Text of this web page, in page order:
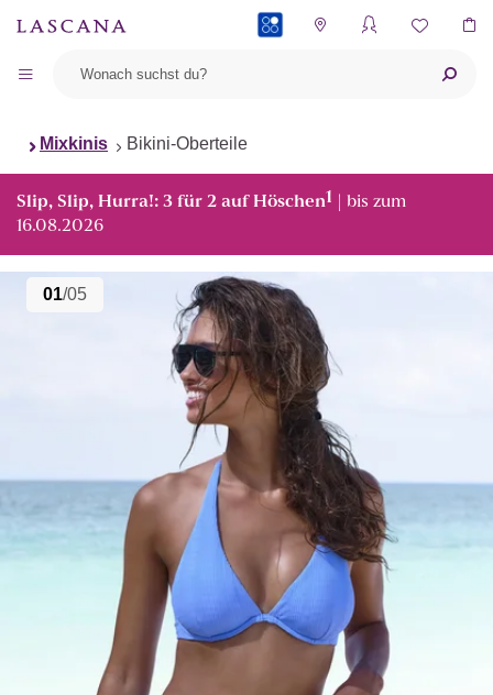
Mixkinis Bikini-Oberteile
Slip, Slip, Hurra!: 3 für 2 auf Höschen1 | bis zum
16.08.2026
01/05